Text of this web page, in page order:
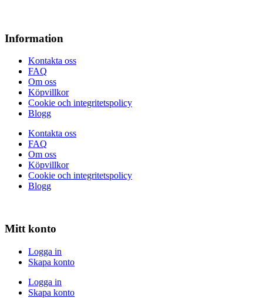
Information
Kontakta oss
FAQ
Om oss
Köpvillkor
Cookie och integritetspolicy
Blogg
Kontakta oss
FAQ
Om oss
Köpvillkor
Cookie och integritetspolicy
Blogg
Mitt konto
Logga in
Skapa konto
Logga in
Skapa konto